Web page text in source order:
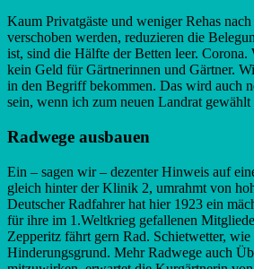
Kaum Privatgäste und weniger Rehas
verschoben werden, reduzieren die
ist, sind die Hälfte der Betten leer. Corona.
kein Geld für Gärtnerinnen und Gärtner.
in den Begriff bekommen. Das wird auch
sein, wenn ich zum neuen Landrat gewählt
Radwege ausbauen
Ein – sagen wir – dezenter Hinweis auf
gleich hinter der Klinik 2, umrahmt von
Deutscher Radfahrer hat hier 1923 ein
für ihre im 1.Weltkrieg gefallenen
Zepperitz fährt gern Rad. Schietwetter, wie
Hinderungsgrund. Mehr Radwege auch